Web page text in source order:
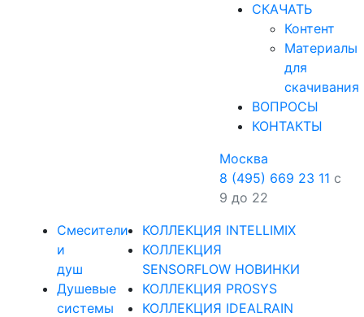
СКАЧАТЬ
Контент
Материалы
для
скачивания
ВОПРОСЫ
КОНТАКТЫ
Москва
8 (495) 669 23 11 с
9 до 22
Смесители
и
душ
Душевые
системы
КОЛЛЕКЦИЯ INTELLIMIX
КОЛЛЕКЦИЯ
SENSORFLOW НОВИНКИ
КОЛЛЕКЦИЯ PROSYS
КОЛЛЕКЦИЯ IDEALRAIN